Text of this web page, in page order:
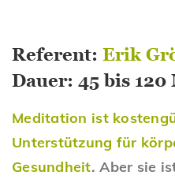
Referent: Erik
Dauer: 45 bis
Meditation ist
Unterstützung für
Gesundheit. Aber sie